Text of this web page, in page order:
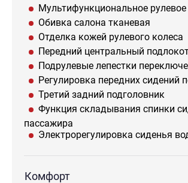
Мультифункциональное рулевое
Обивка салона тканевая
Отделка кожей рулевого колеса
Передний центральный
Подрулевые лепестки
Регулировка передних сидений
Третий задний подголовник
Функция складывания спинки
пассажира
Электрорегулировка сиденья
Комфорт